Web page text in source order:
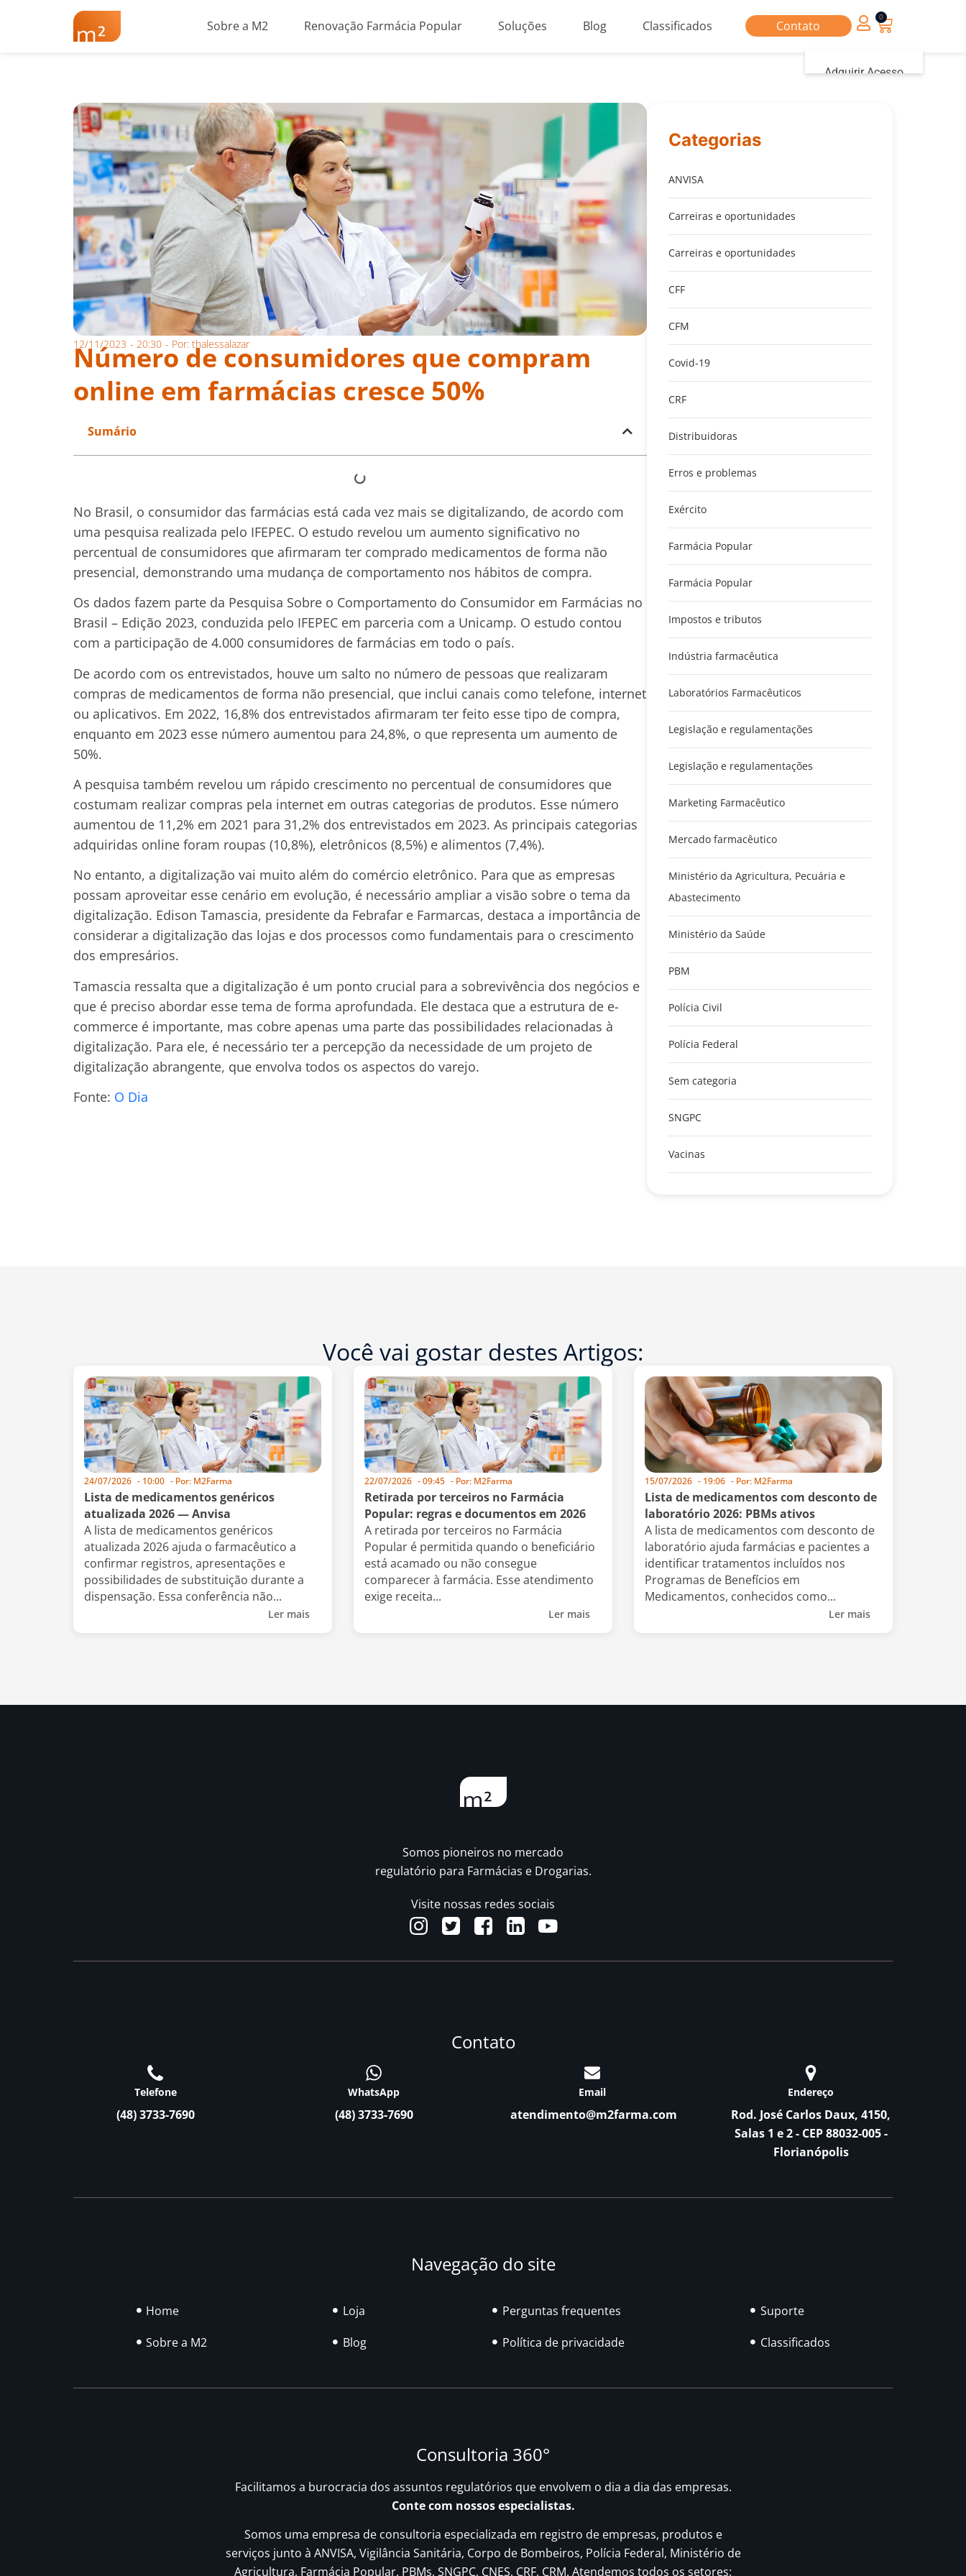
Sobre a M2 Renovação Farmácia Popular Soluções Blog Classificados Contato
Adquirir Acesso
0
12/11/2023 - 20:30 - Por: thalessalazar
Número de consumidores que compram
online em farmácias cresce 50%
Sumário
No Brasil, o consumidor das farmácias está cada vez mais se digitalizando, de acordo com
uma pesquisa realizada pelo IFEPEC. O estudo revelou um aumento significativo no
percentual de consumidores que afirmaram ter comprado medicamentos de forma não
presencial, demonstrando uma mudança de comportamento nos hábitos de compra.
Os dados fazem parte da Pesquisa Sobre o Comportamento do Consumidor em Farmácias no
Brasil – Edição 2023, conduzida pelo IFEPEC em parceria com a Unicamp. O estudo contou
com a participação de 4.000 consumidores de farmácias em todo o país.
De acordo com os entrevistados, houve um salto no número de pessoas que realizaram
compras de medicamentos de forma não presencial, que inclui canais como telefone, internet
ou aplicativos. Em 2022, 16,8% dos entrevistados afirmaram ter feito esse tipo de compra,
enquanto em 2023 esse número aumentou para 24,8%, o que representa um aumento de
50%.
A pesquisa também revelou um rápido crescimento no percentual de consumidores que
costumam realizar compras pela internet em outras categorias de produtos. Esse número
aumentou de 11,2% em 2021 para 31,2% dos entrevistados em 2023. As principais categorias
adquiridas online foram roupas (10,8%), eletrônicos (8,5%) e alimentos (7,4%).
No entanto, a digitalização vai muito além do comércio eletrônico. Para que as empresas
possam aproveitar esse cenário em evolução, é necessário ampliar a visão sobre o tema da
digitalização. Edison Tamascia, presidente da Febrafar e Farmarcas, destaca a importância de
considerar a digitalização das lojas e dos processos como fundamentais para o crescimento
dos empresários.
Tamascia ressalta que a digitalização é um ponto crucial para a sobrevivência dos negócios e
que é preciso abordar esse tema de forma aprofundada. Ele destaca que a estrutura de e-
commerce é importante, mas cobre apenas uma parte das possibilidades relacionadas à
digitalização. Para ele, é necessário ter a percepção da necessidade de um projeto de
digitalização abrangente, que envolva todos os aspectos do varejo.
Fonte: O Dia
Categorias
ANVISA
Carreiras e oportunidades
Carreiras e oportunidades
CFF
CFM
Covid-19
CRF
Distribuidoras
Erros e problemas
Exército
Farmácia Popular
Farmácia Popular
Impostos e tributos
Indústria farmacêutica
Laboratórios Farmacêuticos
Legislação e regulamentações
Legislação e regulamentações
Marketing Farmacêutico
Mercado farmacêutico
Ministério da Agricultura, Pecuária e
Abastecimento
Ministério da Saúde
PBM
Polícia Civil
Polícia Federal
Sem categoria
SNGPC
Vacinas
Você vai gostar destes Artigos:
24/07/2026 - 10:00 - Por: M2Farma
Lista de medicamentos genéricos
atualizada 2026 — Anvisa
A lista de medicamentos genéricos
atualizada 2026 ajuda o farmacêutico a
confirmar registros, apresentações e
possibilidades de substituição durante a
dispensação. Essa conferência não...
Ler mais
22/07/2026 -09:45 - Por: M2Farma
Retirada por terceiros no Farmácia
Popular: regras e documentos em 2026
A retirada por terceiros no Farmácia
Popular é permitida quando o beneficiário
está acamado ou não consegue
comparecer à farmácia. Esse atendimento
exige receita...
Ler mais
15/07/2026 - 19:06 - Por: M2Farma
Lista de medicamentos com desconto de
laboratório 2026: PBMs ativos
A lista de medicamentos com desconto de
laboratório ajuda farmácias e pacientes a
identificar tratamentos incluídos nos
Programas de Benefícios em
Medicamentos, conhecidos como...
Ler mais
Somos pioneiros no mercado
regulatório para Farmácias e Drogarias.
Visite nossas redes sociais
Contato
Telefone
(48) 3733-7690
WhatsApp
(48) 3733-7690
Email
atendimento@m2farma.com
Endereço
Rod. José Carlos Daux, 4150,
Salas 1 e 2 - CEP 88032-005 -
Florianópolis
Navegação do site
Home
Sobre a M2
Loja
Blog
Perguntas frequentes
Política de privacidade
Suporte
Classificados
Consultoria 360°
Facilitamos a burocracia dos assuntos regulatórios que envolvem o dia a dia das empresas.
Conte com nossos especialistas.
Somos uma empresa de consultoria especializada em registro de empresas, produtos e
serviços junto à ANVISA, Vigilância Sanitária, Corpo de Bombeiros, Polícia Federal, Ministério de
Agricultura, Farmácia Popular, PBMs, SNGPC, CNES, CRF, CRM. Atendemos todos os setores: